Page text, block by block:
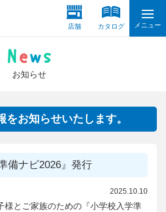
店舗 カタログ メニュー
お知らせ
をお知らせいたします。
備ナビ2026』発行
2025.10.10
様とご家族のための『小学校入学準